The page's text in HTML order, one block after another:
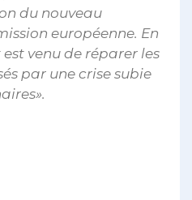
du nouveau
européenne. En
venu de réparer les
par une crise subie